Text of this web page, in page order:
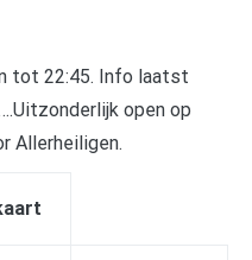
tot 22:45. Info laatst
open op
Allerheiligen.